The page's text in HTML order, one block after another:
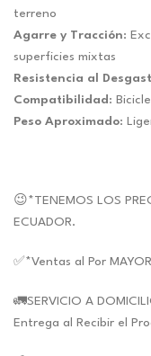
terreno
Agarre y Tracción:
superficies mixtas
Resistencia al
Compatibilidad :
Peso Aproximado:
😉*TENEMOS LOS
ECUADOR.
✅*Ventas al Por
🚛SERVICIO A
Entrega al Recibir el